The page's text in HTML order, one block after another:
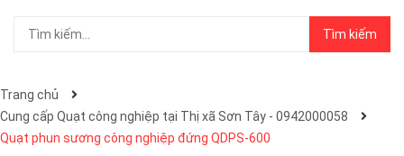
Tìm kiếm
Trang chủ
Cung cấp Quạt công nghiệp tại Thị xã Sơn Tây - 0942000058
Quạt phun sương công nghiệp đứng QDPS-600